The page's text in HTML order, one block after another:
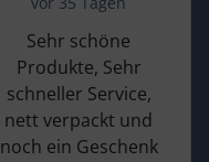
Sehr schöne
Produkte, Sehr
schneller Service,
nett verpackt und
noch ein Geschenk